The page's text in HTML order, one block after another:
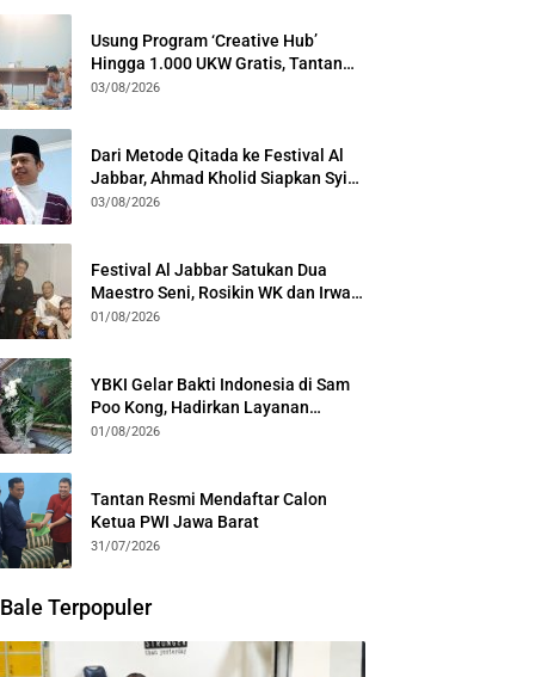
Usung Program ‘Creative Hub’
Hingga 1.000 UKW Gratis, Tantan
Sulthon Paparkan Visi PWI Jabar di
03/08/2026
Dari Metode Qitada ke Festival Al
Jabbar, Ahmad Kholid Siapkan Syiar
Al-Qur’an Lewat Nada
03/08/2026
Festival Al Jabbar Satukan Dua
Maestro Seni, Rosikin WK dan Irwan
Guntari Garap Pertunjukan Kolosal
01/08/2026
YBKI Gelar Bakti Indonesia di Sam
Poo Kong, Hadirkan Layanan
Kesehatan Gratis dan Dialog
01/08/2026
Tantan Resmi Mendaftar Calon
Ketua PWI Jawa Barat
31/07/2026
Bale Terpopuler